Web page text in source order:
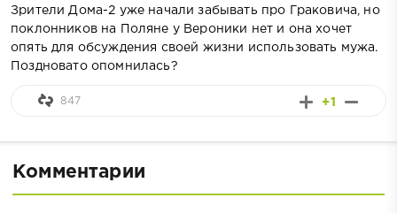
Зрители Дома-2 уже начали забывать про Граковича, но
поклонников на Поляне у Вероники нет и она хочет
опять для обсуждения своей жизни использовать мужа.
Поздновато опомнилась?
+1
847
Комментарии